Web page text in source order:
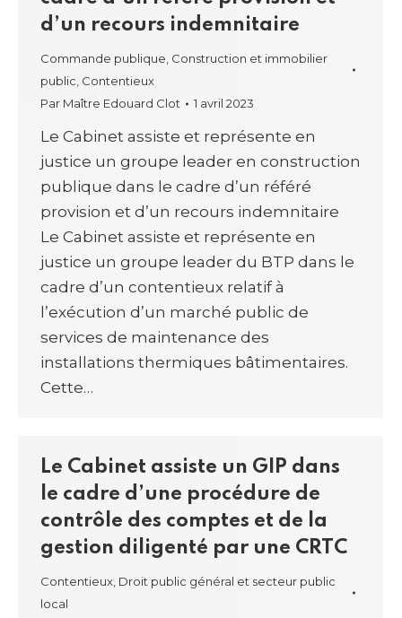
d’un recours indemnitaire
Commande publique Construction et immobilier
public Contentieux
Par Maître Edouard Clot 1 avril 2023
Le Cabinet assiste et représente en
justice un groupe leader en construction
publique dans le cadre d’un référé
provision et d’un recours indemnitaire
Le Cabinet assiste et représente en
justice un groupe leader du BTP dans le
cadre d’un contentieux relatif à
l’exécution d’un marché public de
services de maintenance des
installations thermiques bâtimentaires.
Cette…
Le Cabinet assiste un GIP dans
le cadre d’une procédure de
contrôle des comptes et de la
gestion diligenté par une CRTC
Contentieux Droit public général et secteur public
local